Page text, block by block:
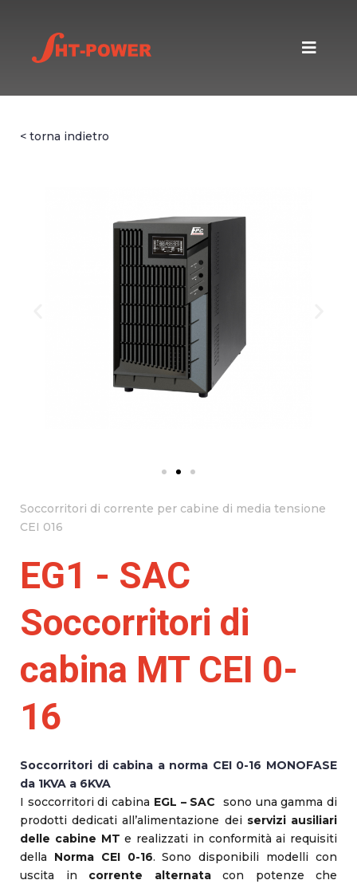
< torna indietro
Soccorritori di corrente per cabine di media tensione
CEI 016
EG1 - SAC
Soccorritori di
cabina MT CEI 0-
16
Soccorritori di cabina a norma CEI 0-16 MONOFASE
da 1KVA a 6KVA
I soccorritori di cabina EGL – SAC
sono una gamma di
prodotti dedicati all’alimentazione dei servizi ausiliari
delle cabine MT e realizzati in conformità ai requisiti
della Norma CEI 0-16. Sono disponibili modelli con
uscita in corrente alternatacon potenze che